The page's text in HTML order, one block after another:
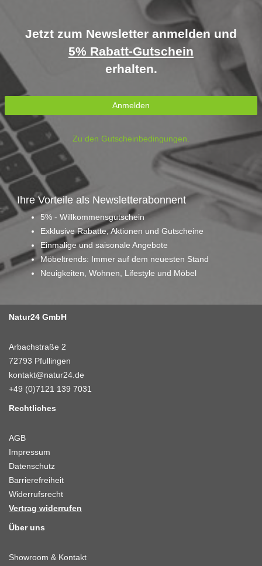
Jetzt zum Newsletter anmelden und
5% Rabatt-Gutschein
erhalten.
Anmelden
Zu den Gutscheinbedingungen.
Ihre Vorteile als Newsletterabonnent
5% - Willkommensgutschein
Exklusive Rabatte, Aktionen und Gutscheine
Einmalige und saisonale Angebote
Möbeltrends: Immer auf dem neuesten Stand
Neuigkeiten, Wohnen, Lifestyle und Möbel
Natur24 GmbH
Arbachstraße 2
72793 Pfullingen
kontakt@natur24.de
+49 (0)7121 139 7031
Rechtliches
AGB
Impressum
Datenschutz
Barrierefreiheit
Widerrufsrecht
Vertrag widerrufen
Über uns
Showroom & Kontakt